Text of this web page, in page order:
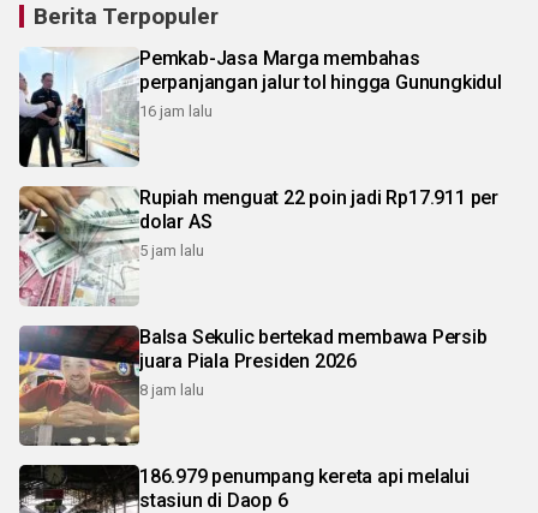
Berita Terpopuler
Pemkab-Jasa Marga membahas
perpanjangan jalur tol hingga Gunungkidul
16 jam lalu
Rupiah menguat 22 poin jadi Rp17.911 per
dolar AS
5 jam lalu
Balsa Sekulic bertekad membawa Persib
juara Piala Presiden 2026
8 jam lalu
186.979 penumpang kereta api melalui
stasiun di Daop 6